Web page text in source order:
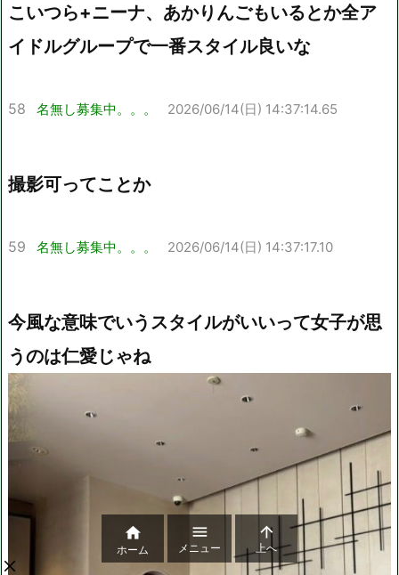
こいつら+ニーナ、あかりんごもいるとか全ア
イドルグループで一番スタイル良いな
58 名無し募集中。。。 2026/06/14(日) 14:37:14.65
撮影可ってことか
59 名無し募集中。。。 2026/06/14(日) 14:37:17.10
今風な意味でいうスタイルがいいって女子が思
うのは仁愛じゃね

ホーム

メニュー

上へ